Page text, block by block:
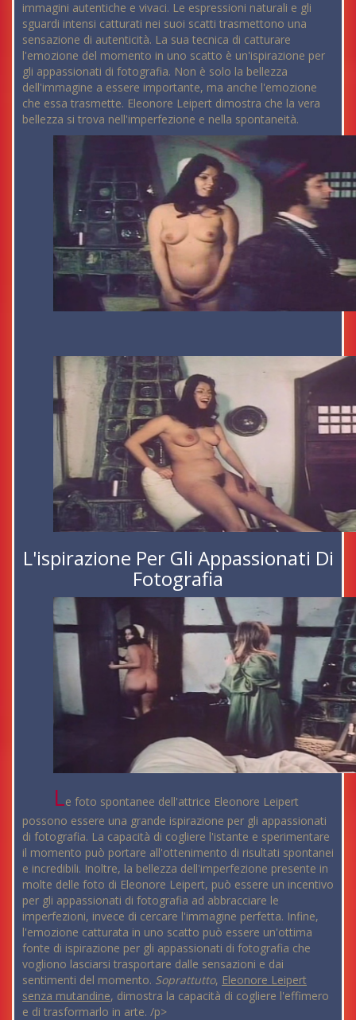
immagini autentiche e vivaci. Le espressioni naturali e gli
sguardi intensi catturati nei suoi scatti trasmettono una
sensazione di autenticità. La sua tecnica di catturare
l'emozione del momento in uno scatto è un'ispirazione per
gli appassionati di fotografia. Non è solo la bellezza
dell'immagine a essere importante, ma anche l'emozione
che essa trasmette. Eleonore Leipert dimostra che la vera
bellezza si trova nell'imperfezione e nella spontaneità.
L'ispirazione Per Gli Appassionati Di
Fotografia
Le foto spontanee dell'attrice Eleonore Leipert
possono essere una grande ispirazione per gli appassionati
di fotografia. La capacità di cogliere l'istante e sperimentare
il momento può portare all'ottenimento di risultati spontanei
e incredibili. Inoltre, la bellezza dell'imperfezione presente in
molte delle foto di Eleonore Leipert, può essere un incentivo
per gli appassionati di fotografia ad abbracciare le
imperfezioni, invece di cercare l'immagine perfetta. Infine,
l'emozione catturata in uno scatto può essere un'ottima
fonte di ispirazione per gli appassionati di fotografia che
vogliono lasciarsi trasportare dalle sensazioni e dai
sentimenti del momento. Soprattutto, Eleonore Leipert
senza mutandine, dimostra la capacità di cogliere l'effimero
e di trasformarlo in arte. /p>